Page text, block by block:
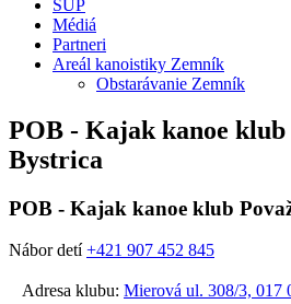
SUP
Médiá
Partneri
Areál kanoistiky Zemník
Obstarávanie Zemník
POB - Kajak kanoe klub
Bystrica
POB - Kajak kanoe klub
Nábor detí+421 907 452 845
Adresa klubu: Mierová ul. 308/3, 017